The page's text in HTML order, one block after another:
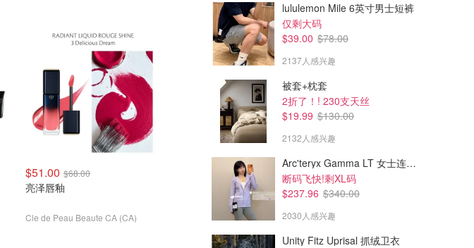
$51.00 $68.00
亮泽唇釉
Cle de Peau Beaute CA (CA)
$25.00
SKINTIFIC 02 Coral Rose 多
肽亮肤润唇精华
$46.40
YSL LOVENUDE 唇部塑形膏
新品
YSL Beauty.ca
lululemon Mile 6英寸男士短裤
仅剩大码
$39.00 $78.00
2137人感兴趣
被套+枕套
2折了！! 230支天丝
$19.99 $130.00
2132人感兴趣
Arc'teryx Gamma LT 女士连帽夹克
断码飞快!剩XL码
$237.96 $340.00
2030人感兴趣
Unity Fitz Uprisal 抓绒卫衣